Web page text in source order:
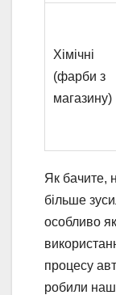
Хімічні
(фарби з
магазину)
Як бачите,
більше
особливо
процесу
робили